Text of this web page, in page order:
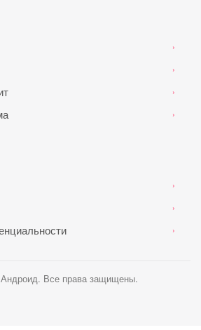
›
›
›
›
›
›
›
Все права защищены.